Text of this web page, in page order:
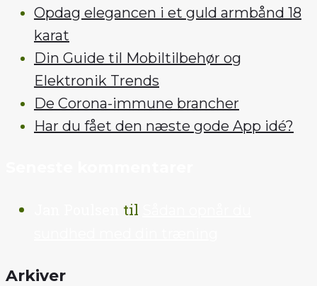
Opdag elegancen i et guld armbånd 18
karat
Din Guide til Mobiltilbehør og
Elektronik Trends
De Corona-immune brancher
Har du fået den næste gode App idé?
til
Arkiver